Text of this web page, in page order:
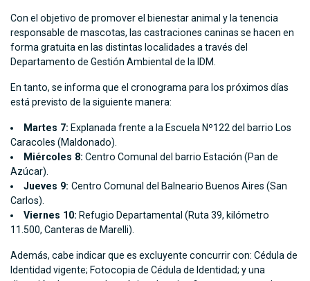
Con el objetivo de promover el bienestar animal y la tenencia
responsable de mascotas, las castraciones caninas se hacen en
forma gratuita en las distintas localidades a través del
Departamento de Gestión Ambiental de la IDM.
En tanto, se informa que el cronograma para los próximos días
está previsto de la siguiente manera:
Martes 7: Explanada frente a la Escuela Nº122 del barrio Los
Caracoles (Maldonado).
Miércoles 8: Centro Comunal del barrio Estación (Pan de
Azúcar).
Jueves 9:Centro Comunal del Balneario Buenos Aires (San
Carlos).
Viernes 10: Refugio Departamental (Ruta 39, kilómetro
11.500, Canteras de Marelli).
Además, cabe indicar que es excluyente concurrir con: Cédula de
Identidad vigente; Fotocopia de Cédula de Identidad; y una